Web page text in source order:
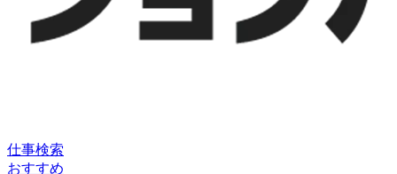
仕事検索
おすすめ